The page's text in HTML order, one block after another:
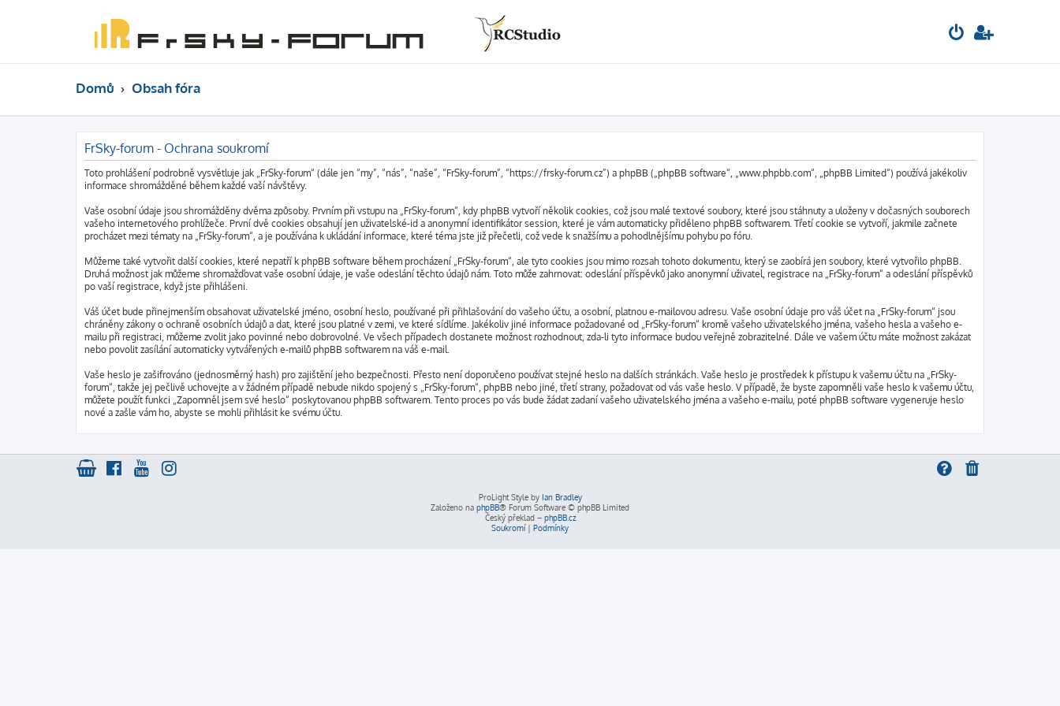
Domů Obsah fóra
FrSky-forum - Ochrana soukromí
Toto prohlášení podrobně vysvětluje jak „FrSky-forum“ (dále jen “my”, “nás”, “naše”, “FrSky-forum”, “https://frsky-forum.cz”) a phpBB („phpBB software“, „www.phpbb.com“, „phpBB Limited“) používá jakékoliv
informace shromážděné během každé vaší návštěvy.
Vaše osobní údaje jsou shromážděny dvěma způsoby. Prvním při vstupu na „FrSky-forum“, kdy phpBB vytvoří několik cookies, což jsou malé textové soubory, které jsou stáhnuty a uloženy v dočasných souborech
vašeho internetového prohlížeče. První dvě cookies obsahují jen uživatelské-id a anonymní identifikátor session, které je vám automaticky přiděleno phpBB softwarem. Třetí cookie se vytvoří, jakmile začnete
procházet mezi tématy na „FrSky-forum“, a je používána k ukládání informace, které téma jste již přečetli, což vede k snažšímu a pohodlnějšímu pohybu po fóru.
Můžeme také vytvořit další cookies, které nepatří k phpBB software během procházení „FrSky-forum“, ale tyto cookies jsou mimo rozsah tohoto dokumentu, který se zaobírá jen soubory, které vytvořilo phpBB.
Druhá možnost jak můžeme shromažďovat vaše osobní údaje, je vaše odeslání těchto údajů nám. Toto může zahrnovat: odeslání příspěvků jako anonymní uživatel, registrace na „FrSky-forum“ a odeslání příspěvků
po vaší registrace, když jste přihlášeni.
Váš účet bude přinejmenším obsahovat uživatelské jméno, osobní heslo, používané při přihlašování do vašeho účtu, a osobní, platnou e-mailovou adresu. Vaše osobní údaje pro váš účet na „FrSky-forum“ jsou
chráněny zákony o ochraně osobních údajů a dat, které jsou platné v zemi, ve které sídlíme. Jakékoliv jiné informace požadované od „FrSky-forum“ kromě vašeho uživatelského jména, vašeho hesla a vašeho e-
mailu při registraci, můžeme zvolit jako povinné nebo dobrovolné. Ve všech případech dostanete možnost rozhodnout, zda-li tyto informace budou veřejně zobrazitelné. Dále ve vašem účtu máte možnost zakázat
nebo povolit zasílání automaticky vytvářených e-mailů phpBB softwarem na váš e-mail.
Vaše heslo je zašifrováno (jednosměrný hash) pro zajištění jeho bezpečnosti. Přesto není doporučeno používat stejné heslo na dalších stránkách. Vaše heslo je prostředek k přístupu k vašemu účtu na „FrSky-
forum“, takže jej pečlivě uchovejte a v žádném případě nebude nikdo spojený s „FrSky-forum“, phpBB nebo jiné, třetí strany, požadovat od vás vaše heslo. V případě, že byste zapomněli vaše heslo k vašemu účtu,
můžete použít funkci „Zapomněl jsem své heslo“ poskytovanou phpBB softwarem. Tento proces po vás bude žádat zadaní vašeho uživatelského jména a vašeho e-mailu, poté phpBB software vygeneruje heslo
nové a zašle vám ho, abyste se mohli přihlásit ke svému účtu.
ProLight Style by Ian Bradley
Založeno na phpBB® Forum Software © phpBB Limited
Český překlad – phpBB.cz
Soukromí| Podmínky